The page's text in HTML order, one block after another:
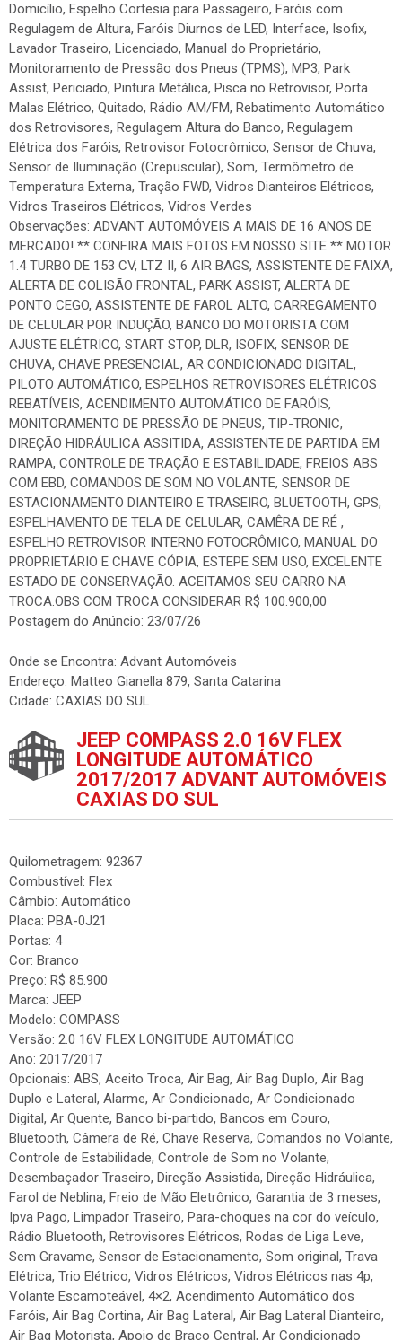
Domicílio, Espelho Cortesia para Passageiro, Faróis com
Regulagem de Altura, Faróis Diurnos de LED, Interface, Isofix,
Lavador Traseiro, Licenciado, Manual do Proprietário,
Monitoramento de Pressão dos Pneus (TPMS), MP3, Park
Assist, Periciado, Pintura Metálica, Pisca no Retrovisor, Porta
Malas Elétrico, Quitado, Rádio AM/FM, Rebatimento Automático
dos Retrovisores, Regulagem Altura do Banco, Regulagem
Elétrica dos Faróis, Retrovisor Fotocrômico, Sensor de Chuva,
Sensor de Iluminação (Crepuscular), Som, Termômetro de
Temperatura Externa, Tração FWD, Vidros Dianteiros Elétricos,
Vidros Traseiros Elétricos, Vidros Verdes
Observações: ADVANT AUTOMÓVEIS A MAIS DE 16 ANOS DE
MERCADO! ** CONFIRA MAIS FOTOS EM NOSSO SITE ** MOTOR
1.4 TURBO DE 153 CV, LTZ II, 6 AIR BAGS, ASSISTENTE DE FAIXA,
ALERTA DE COLISÃO FRONTAL, PARK ASSIST, ALERTA DE
PONTO CEGO, ASSISTENTE DE FAROL ALTO, CARREGAMENTO
DE CELULAR POR INDUÇÃO, BANCO DO MOTORISTA COM
AJUSTE ELÉTRICO, START STOP, DLR, ISOFIX, SENSOR DE
CHUVA, CHAVE PRESENCIAL, AR CONDICIONADO DIGITAL,
PILOTO AUTOMÁTICO, ESPELHOS RETROVISORES ELÉTRICOS
REBATÍVEIS, ACENDIMENTO AUTOMÁTICO DE FARÓIS,
MONITORAMENTO DE PRESSÃO DE PNEUS, TIP-TRONIC,
DIREÇÃO HIDRÁULICA ASSITIDA, ASSISTENTE DE PARTIDA EM
RAMPA, CONTROLE DE TRAÇÃO E ESTABILIDADE, FREIOS ABS
COM EBD, COMANDOS DE SOM NO VOLANTE, SENSOR DE
ESTACIONAMENTO DIANTEIRO E TRASEIRO, BLUETOOTH, GPS,
ESPELHAMENTO DE TELA DE CELULAR, CAMÊRA DE RÉ ,
ESPELHO RETROVISOR INTERNO FOTOCRÔMICO, MANUAL DO
PROPRIETÁRIO E CHAVE CÓPIA, ESTEPE SEM USO, EXCELENTE
ESTADO DE CONSERVAÇÃO. ACEITAMOS SEU CARRO NA
TROCA.OBS COM TROCA CONSIDERAR R$ 100.900,00
Postagem do Anúncio: 23/07/26
Onde se Encontra: Advant Automóveis
Endereço: Matteo Gianella 879, Santa Catarina
Cidade: CAXIAS DO SUL
JEEP COMPASS 2.0 16V FLEX
LONGITUDE AUTOMÁTICO
2017/2017 ADVANT AUTOMÓVEIS
CAXIAS DO SUL
Quilometragem: 92367
Combustível: Flex
Câmbio: Automático
Placa: PBA-0J21
Portas: 4
Cor: Branco
Preço: R$ 85.900
Marca: JEEP
Modelo: COMPASS
Versão: 2.0 16V FLEX LONGITUDE AUTOMÁTICO
Ano: 2017/2017
Opcionais: ABS, Aceito Troca, Air Bag, Air Bag Duplo, Air Bag
Duplo e Lateral, Alarme, Ar Condicionado, Ar Condicionado
Digital, Ar Quente, Banco bi-partido, Bancos em Couro,
Bluetooth, Câmera de Ré, Chave Reserva, Comandos no Volante,
Controle de Estabilidade, Controle de Som no Volante,
Desembaçador Traseiro, Direção Assistida, Direção Hidráulica,
Farol de Neblina, Freio de Mão Eletrônico, Garantia de 3 meses,
Ipva Pago, Limpador Traseiro, Para-choques na cor do veículo,
Rádio Bluetooth, Retrovisores Elétricos, Rodas de Liga Leve,
Sem Gravame, Sensor de Estacionamento, Som original, Trava
Elétrica, Trio Elétrico, Vidros Elétricos, Vidros Elétricos nas 4p,
Volante Escamoteável, 4×2, Acendimento Automático dos
Faróis, Air Bag Cortina, Air Bag Lateral, Air Bag Lateral Dianteiro,
Air Bag Motorista, Apoio de Braço Central, Ar Condicionado